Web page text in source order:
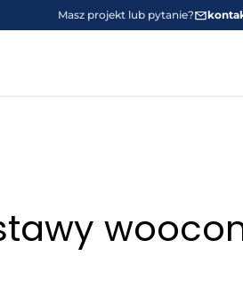
Masz projekt lub pytanie?